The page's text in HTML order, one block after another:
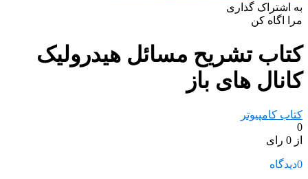
به اشتراک گذاری
مرا اگاه کن
کتاب تشریح مسائل هیدرولیک
کانال های باز
کتاب کامپیوتر
0
از 0 رای
0دیدگاه